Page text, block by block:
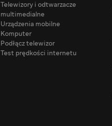
Telewizory i odtwarzacze
multimedialne
Urządzenia mobilne
Komputer
Podłącz telewizor
Test prędkości internetu